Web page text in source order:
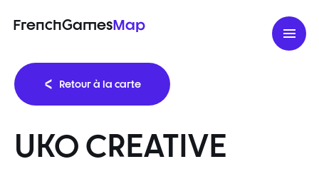
FrenchGamesMap
Retour à la carte
UKO CREATIVE